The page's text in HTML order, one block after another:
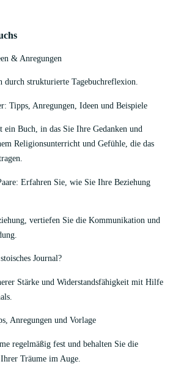
& Anregungen
durch strukturierte Tagebuchreflexion.
Tipps, Anregungen, Ideen und Beispiele
ein Buch, in das Sie Ihre Gedanken und
Religionsunterricht und Gefühle, die das
Erfahren Sie, wie Sie Ihre Beziehung
vertiefen Sie die Kommunikation und
Journal?
Stärke und Widerstandsfähigkeit mit Hilfe
Anregungen und Vorlage
regelmäßig fest und behalten Sie die
Träume im Auge.